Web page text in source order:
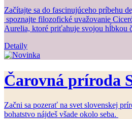
Začítajte sa do fascinujúceho príbehu
spoznajte filozofické uvažovanie
Aurelia, ktoré priťahuje svojou hĺbkou
Detaily
Čarovná príroda
Začni sa pozerať na svet slovenskej
bohatstvo nájdeš všade okolo seba.